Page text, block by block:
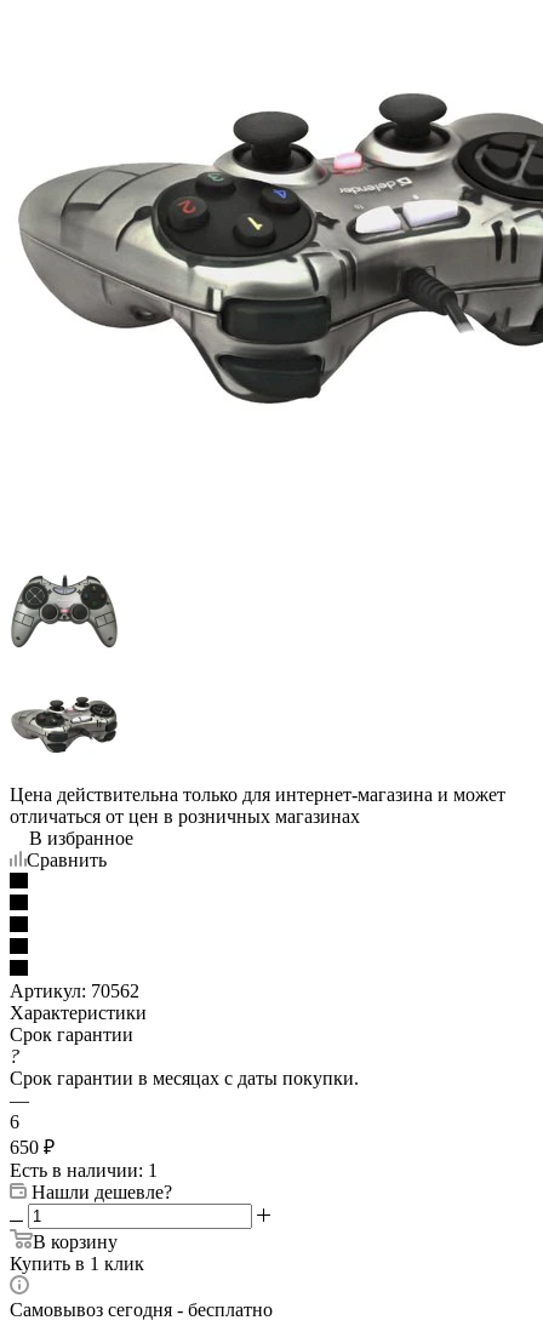
Цена действительна только для интернет-магазина и может
отличаться от цен в розничных магазинах
В избранное
Сравнить
Артикул: 70562
Характеристики
Срок гарантии
?
Срок гарантии в месяцах с даты покупки.
—
6
650 ₽
Есть в наличии: 1
Нашли дешевле?
В корзину
Купить в 1 клик
Самовывоз сегодня - бесплатно